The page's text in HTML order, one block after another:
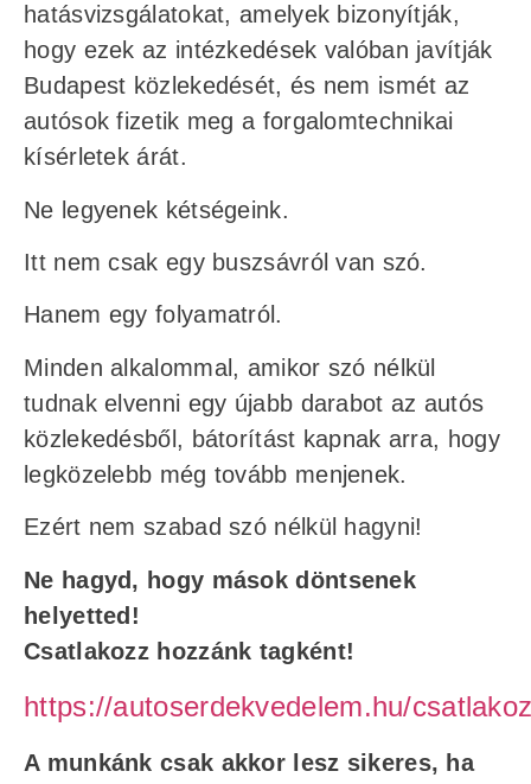
hatásvizsgálatokat, amelyek bizonyítják,
hogy ezek az intézkedések valóban javítják
Budapest közlekedését, és nem ismét az
autósok fizetik meg a forgalomtechnikai
kísérletek árát.
Ne legyenek kétségeink.
Itt nem csak egy buszsávról van szó.
Hanem egy folyamatról.
Minden alkalommal, amikor szó nélkül
tudnak elvenni egy újabb darabot az autós
közlekedésből, bátorítást kapnak arra, hogy
legközelebb még tovább menjenek.
Ezért nem szabad szó nélkül hagyni!
Ne hagyd, hogy mások döntsenek
helyetted!
Csatlakozz hozzánk tagként!
https://autoserdekvedelem.hu/
A munkánk csak akkor lesz sikeres, ha